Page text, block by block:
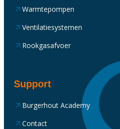
Warmtepompen
Ventilatiesystemen
Rookgasafvoer
Support
Burgerhout Academy
Contact